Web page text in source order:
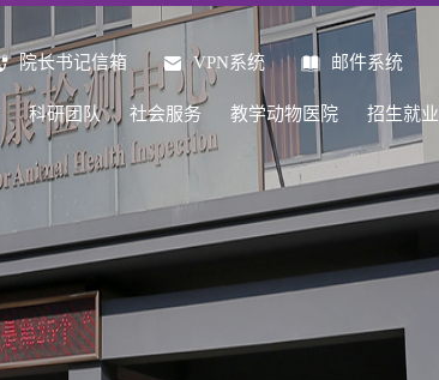
邮件系统
VPN系统
院长书记信箱
科研团队 社会服务 教学动物医院 招生就业